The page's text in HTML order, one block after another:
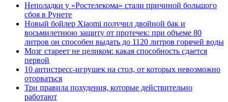
Неполадки у «Ростелекома» стали причиной большого
сбоя в Рунете
Новый бойлер Xiaomi получил двойной бак и
восьмилетнюю защиту от протечек: при объеме 80
литров он способен выдать до 1120 литров горячей воды
Мозг стареет не целиком: какая способность сдается
первой
10 антистресс-игрушек на стол, от которых невозможно
оторваться
Три правила похудения, которые действительно
работают